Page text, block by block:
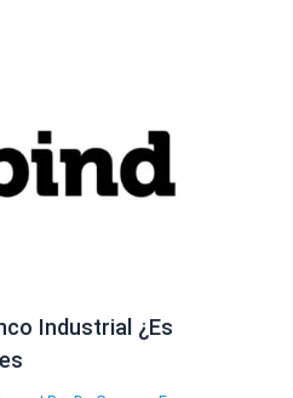
Industrial ¿Es